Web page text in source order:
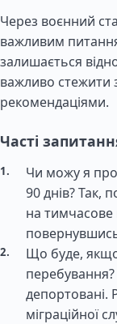
Через воєнний
важливим
залишається
важливо стежити
рекомендаціями.
Часті
Чи можу я
90 днів? Так,
на
Що буде,
депортовані.
міграційної